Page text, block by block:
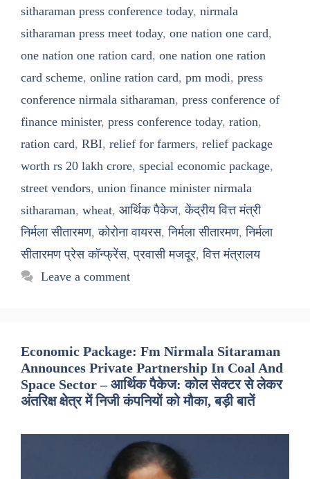
sitharaman press conference today, nirmala
sitharaman press meet today, one nation one card,
one nation one ration card, one nation one ration
card scheme, online ration card, pm modi, press
conference nirmala sitharaman, press conference of
finance minister, press conference today, ration,
ration card, RBI, relief for farmers, relief package
worth rs 20 lakh crore, special economic package,
street vendors, union finance minister nirmala
sitharaman, wheat, आर्थिक पैकेज,केंद्रीय वित्त मंत्री
निर्मला सीतारमण,कोरोना वायरस,निर्मला सीतारमण,निर्मला
सीतारमण प्रेस कॉन्फ्रेंस,प्रवासी मजदूर,वित्त मंत्रालय
Leave a comment
Economic Package: Fm Nirmala Sitaraman
Announces Private Partnership In Coal And
Space Sector – आर्थिक पैकेज: कोल सेक्टर से लेकर
अंतरिक्ष क्षेत्र में निजी कंपनियों को मौका, बड़ी बातें